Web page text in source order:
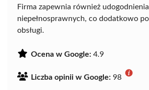
Firma zapewnia również
niepełnosprawnych, co dodatkowo
obsługi.
Ocena w Google: 4.9
Liczba opinii w Google: 98